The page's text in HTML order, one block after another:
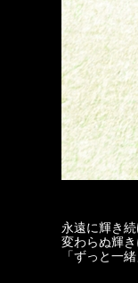
永遠に輝き
変わらぬ輝き
「ずっと一